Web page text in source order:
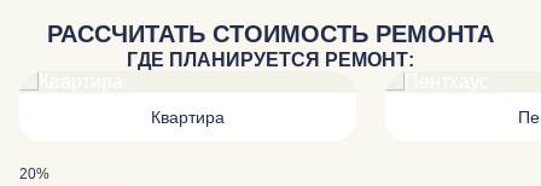
РАССЧИТАТЬ СТОИМОСТЬ РЕМОНТА
ГДЕ ПЛАНИРУЕТСЯ РЕМОНТ:
Квартира
20%